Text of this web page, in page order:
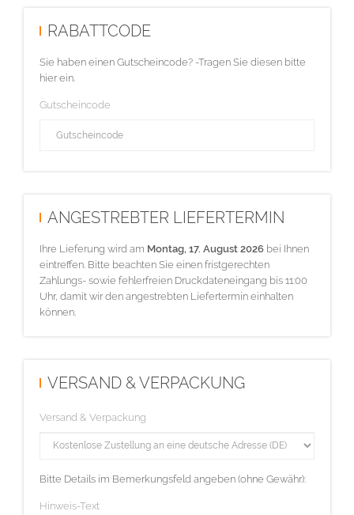
RABATTCODE
Sie haben einen Gutscheincode? -Tragen Sie diesen bitte
hier ein.
Gutscheincode
ANGESTREBTER LIEFERTERMIN
Ihre Lieferung wird am Montag, 17. August 2026 bei Ihnen
eintreffen. Bitte beachten Sie einen fristgerechten
Zahlungs- sowie fehlerfreien Druckdateneingang bis 11:00
Uhr, damit wir den angestrebten Liefertermin einhalten
können.
VERSAND & VERPACKUNG
Versand & Verpackung
Bitte Details im Bemerkungsfeld angeben (ohne Gewähr):
Hinweis-Text